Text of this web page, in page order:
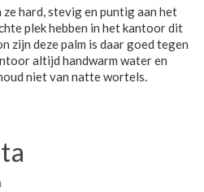
hard, stevig en puntig aan het
plek hebben in het kantoor dit
zijn deze palm is daar goed tegen
altijd handwarm water en
niet van natte wortels.